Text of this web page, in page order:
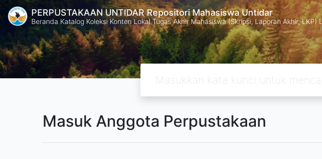
PERPUSTAKAAN UNTIDAR Repositori Mahasiswa Untidar
Beranda Katalog Koleksi Konten Lokal Tugas Akhir Mahasiswa (Skripsi, Laporan Akhir, LKP)
Masuk Anggota Perpustakaan